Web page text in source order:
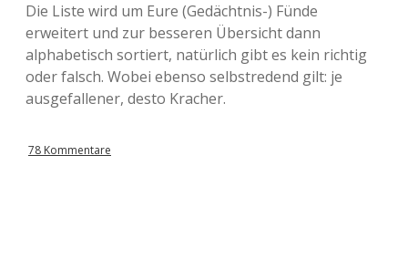
Die Liste wird um Eure (Gedächtnis-) Fünde
erweitert und zur besseren Übersicht dann
alphabetisch sortiert, natürlich gibt es kein richtig
oder falsch. Wobei ebenso selbstredend gilt: je
ausgefallener, desto Kracher.
78 Kommentare